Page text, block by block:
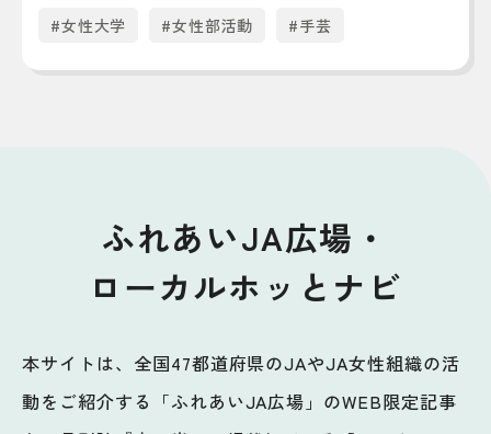
#女性大学 #女性部活動 #手芸
ふれあいJA広場・
ローカルホッとナビ
本サイトは、全国47都道府県のJAやJA女性組織の活
動をご紹介する「ふれあいJA広場」のWEB限定記事